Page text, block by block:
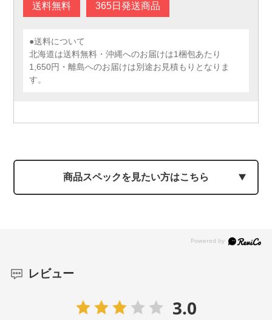
送料無料 365日発送商品
●送料について
北海道は送料無料・沖縄へのお届けは1梱包あたり
1,650円・離島へのお届けは別途お見積もりとなりま
す。
商品スペックを見たい方はこちら
レビュー
3.0